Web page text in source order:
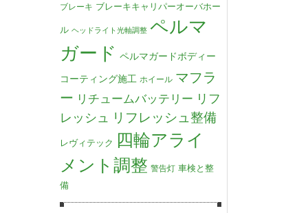
ブレーキ ブレーキキャリパーオーバホー
ル ヘッドライト光軸調整 ペルマ
ガード ペルマガードボディー
コーティング施工 ホイール マフラ
ー リチュームバッテリー リフ
レッシュ
リフレッシュ整備
レヴィテック 四輪アライ
メント調整 警告灯 車検と整
備